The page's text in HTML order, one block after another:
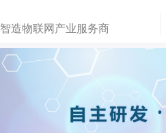
智造物联网产业服务商